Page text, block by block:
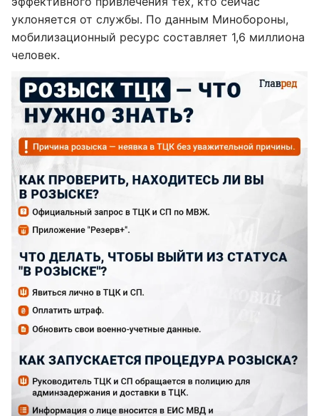
уклоняется от службы. По данным Минобороны,
мобилизационный ресурс составляет 1,6 миллиона
человек.